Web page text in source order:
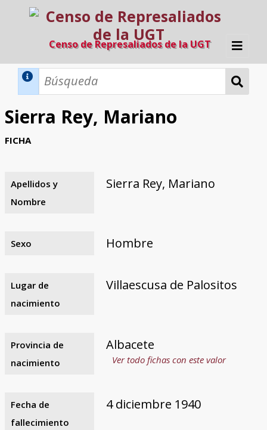
Censo de Represaliados de la UGT
Inicio
Búsqueda Dinámica
Búsqueda Avanzada
Filtros A-Z
Razones y objetivos
El equipo
Colaboradores
Fuentes documentales
Sierra Rey, Mariano
FICHA
Apellidos y
Nombre
Sierra Rey, Mariano
Sexo Hombre
Lugar de
nacimiento
Villaescusa de Palositos
Provincia de
nacimiento
Albacete
Ver todo fichas con este valor
Fecha de
fallecimiento
4 diciembre 1940